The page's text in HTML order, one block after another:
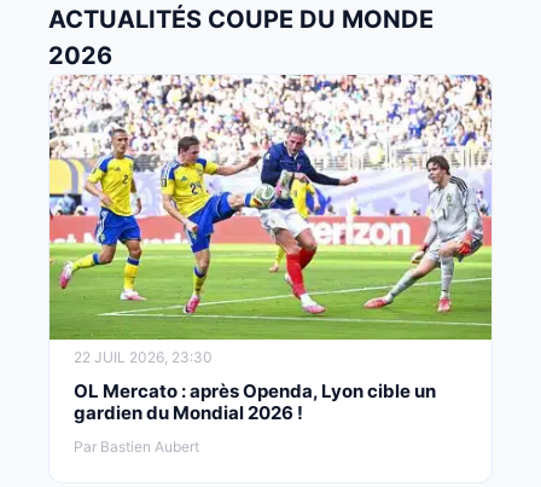
ACTUALITÉS COUPE DU MONDE
2026
22 JUIL 2026, 23:30
OL Mercato : après Openda, Lyon cible un
gardien du Mondial 2026 !
Par Bastien Aubert